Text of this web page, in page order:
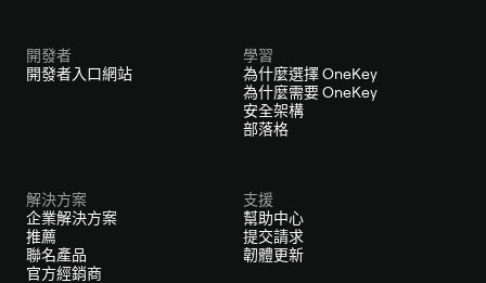
開發者
開發者入口網站
學習
為什麼選擇 OneKey
為什麼需要 OneKey
安全架構
部落格
解決方案
企業解決方案
推薦
聯名產品
官方經銷商
支援
幫助中心
提交請求
韌體更新